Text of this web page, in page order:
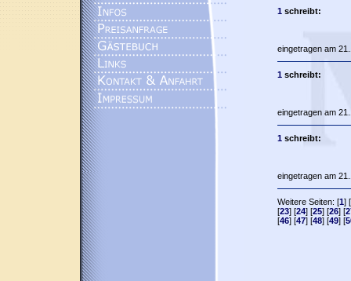
1schreibt:
eingetragen am
1schreibt:
eingetragen am
1schreibt:
eingetragen am
Weitere Seiten: [1] [
[23] [24] [25] [26] [
[46] [47] [48] [49] [